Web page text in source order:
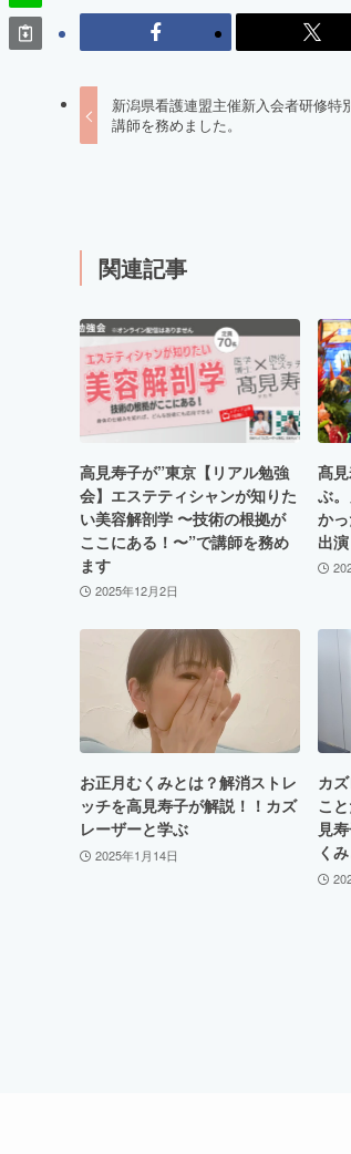
新潟県看護連盟主催新入会者研修特
講師を務めました。
関連記事
高見寿子が”東京【リアル勉強
会】エステティシャンが知りた
い美容解剖学 〜技術の根拠が
ここにある！〜”で講師を務め
ます
2025年12月2日
髙
ぶ
か
出
お正月むくみとは？解消ストレ
ッチを高見寿子が解説！！カズ
レーザーと学ぶ
2025年1月14日
カ
こ
見
く